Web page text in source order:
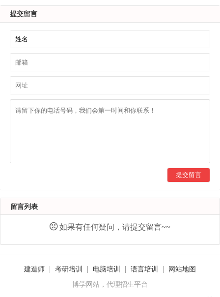
提交留言
提交留言
留言列表
如果有任何疑问，请提交留言~~
建造师 考研培训 电脑培训 语言培训 网站地图
博学网站，代理招生平台